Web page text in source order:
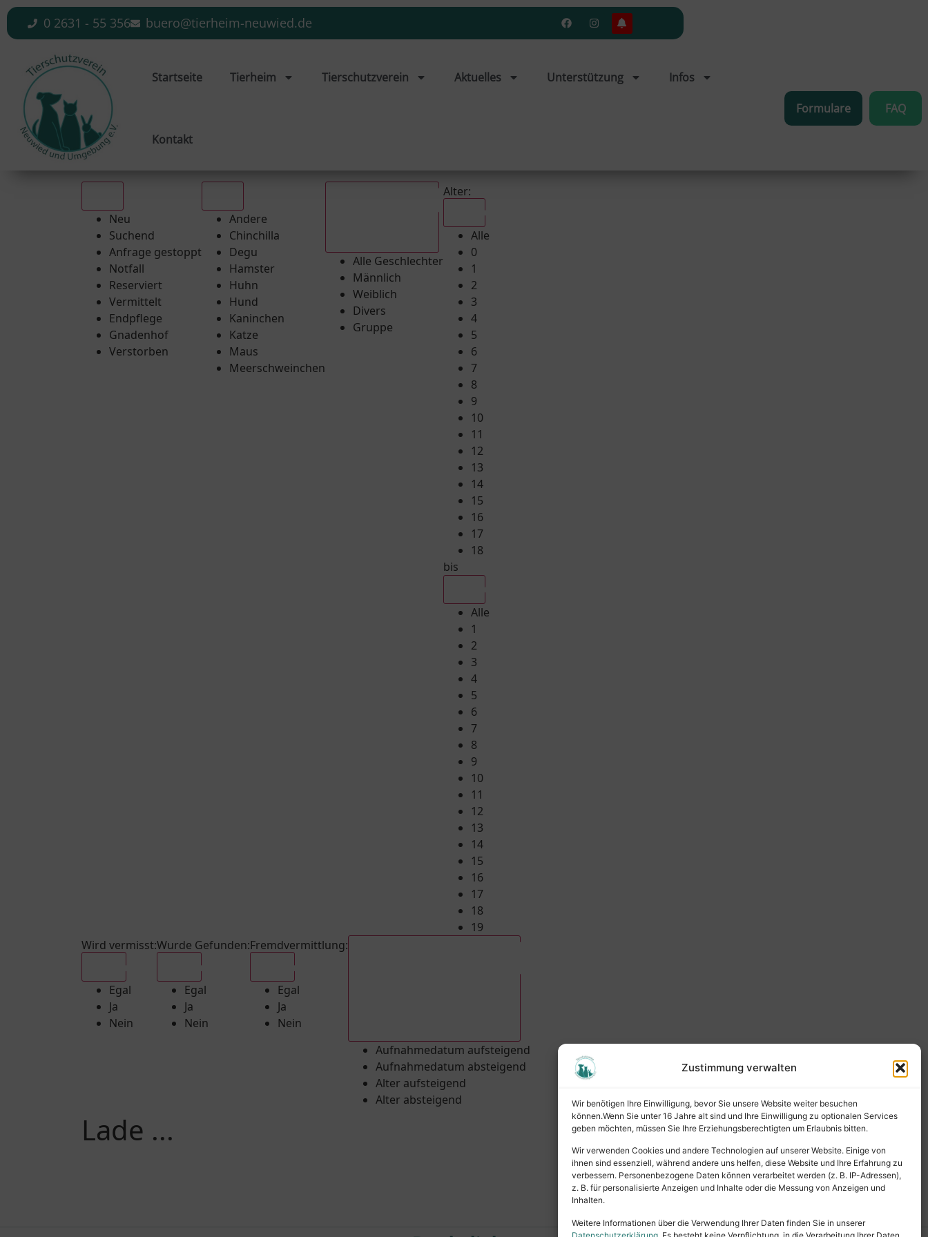
Zustimmung verwalten
Wir benötigen Ihre Einwilligung, bevor Sie unsere Website weiter besuchen
können.Wenn Sie unter 16 Jahre alt sind und Ihre Einwilligung zu optionalen Services
geben möchten, müssen Sie Ihre Erziehungsberechtigten um Erlaubnis bitten.
Wir verwenden Cookies und andere Technologien auf unserer Website. Einige von
ihnen sind essenziell, während andere uns helfen, diese Website und Ihre Erfahrung zu
verbessern. Personenbezogene Daten können verarbeitet werden (z. B. IP-Adressen),
z. B. für personalisierte Anzeigen und Inhalte oder die Messung von Anzeigen und
Inhalten.
Weitere Informationen über die Verwendung Ihrer Daten finden Sie in unserer
0 2631 - 55 356 buero@tierheim-neuwied.de
Startseite Tierheim Tierschutzverein Aktuelles Unterstützung Infos
Kontakt
Formulare FAQ
Neu
Suchend
Anfrage gestoppt
Notfall
Reserviert
Vermittelt
Endpflege
Gnadenhof
Verstorben
Andere
Chinchilla
Degu
Hamster
Huhn
Hund
Kaninchen
Katze
Maus
Meerschweinchen
Alle Geschlechter
Männlich
Weiblich
Divers
Gruppe
Alter:
Alle
0
1
2
3
4
5
6
7
8
9
10
11
12
13
14
15
16
17
18
bis
Alle
1
2
3
4
5
6
7
8
9
10
11
12
13
14
15
16
17
18
19
Wird vermisst:
Egal
Ja
Nein
Wurde Gefunden:
Egal
Ja
Nein
Fremdvermittlung:
Egal
Ja
Nein
Aufnahmedatum aufsteigend
Aufnahmedatum absteigend
Alter aufsteigend
Alter absteigend
Lade ...